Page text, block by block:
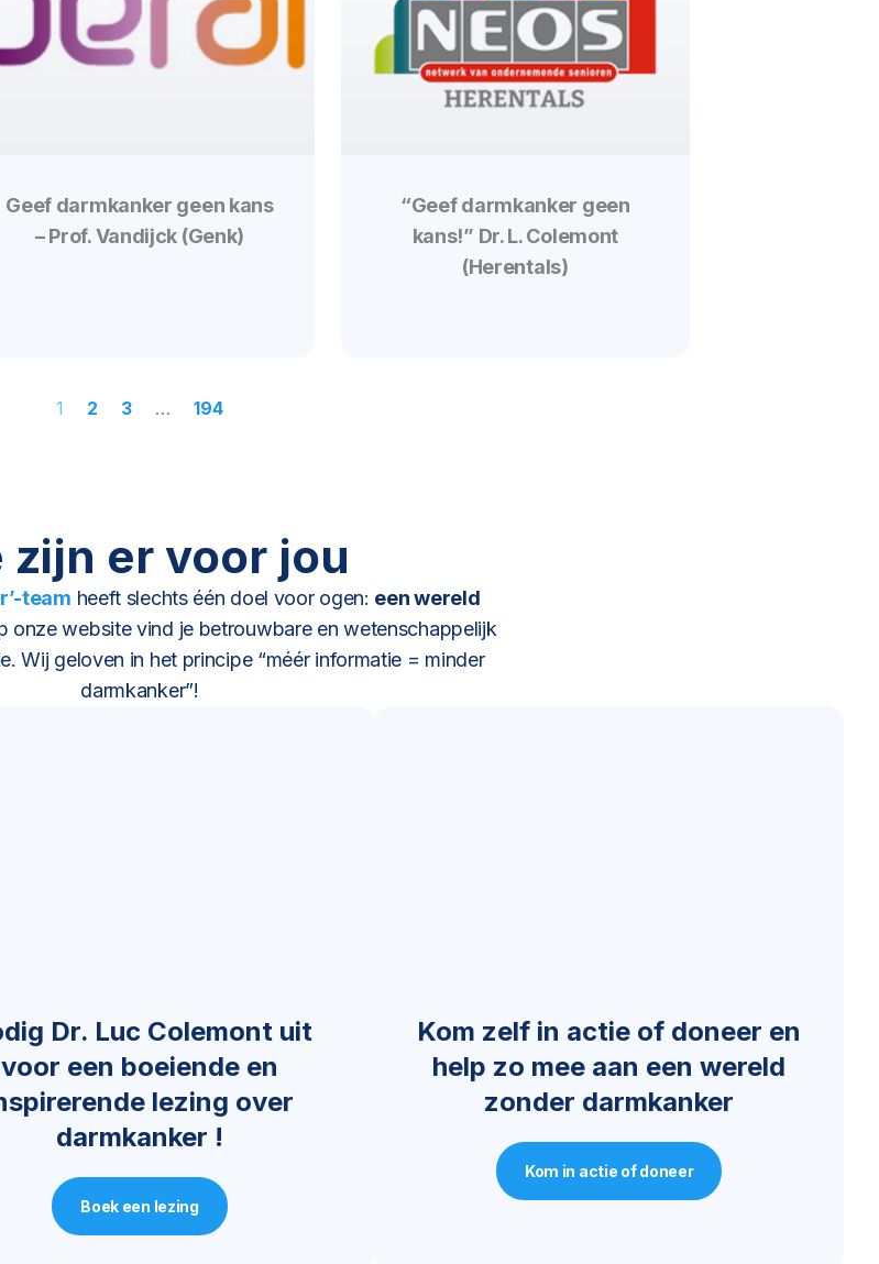
Geef darmkanker geen kans
– Prof. Vandijck (Genk)
“Geef darmkanker geen
kans!” Dr. L. Colemont
(Herentals)
1 2 3 … 194
zijn er voor jou
team heeft slechts één doel voor ogen: een wereld
onze website vind je betrouwbare en wetenschappelijk
Wij geloven in het principe “méér informatie = minder
darmkanker”!
Dr. Luc Colemont uit
voor een boeiende en
lezing over
darmkanker !
Boek een lezing
Kom zelf in actie of doneer en
help zo mee aan een wereld
zonder darmkanker
Kom in actie of doneer